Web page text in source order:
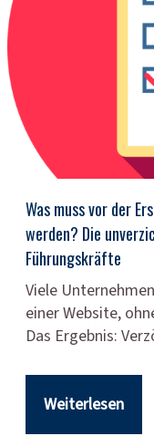
Was muss vor der
werden? Die
Führungskräfte
Viele
einer Website,
Das Ergebnis:
Weiterlesen